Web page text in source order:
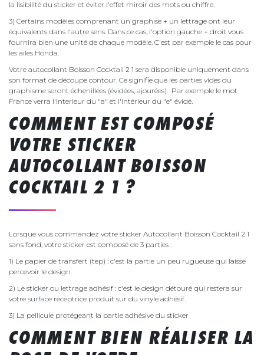
la lisibilité du sticker et éviter l'effet miroir des mots ou chiffre.
3) Certains modèles comprenant un graphise + un lettrage ont leur
équivalents dans l'autre sens. Dans ce cas, l'option gauche + droit vous
fournira bien une unité de chaque modèle. C'est par exemple le cas pour
les ailes Honda.
Votre autocollant Boisson Cocktail 2 1 sera disponible uniquement dans
son format de découpe contour. Ce signifie que les parties vides du
graphisme seront échenillées (évidées, ajourées). Par exemple le mot
France verra l'interieur du "a" et l'intérieur du "e" évidé.
COMMENT EST COMPOSÉ
VOTRE STICKER
AUTOCOLLANT BOISSON
COCKTAIL 2 1 ?
Lorsque vous commandez votre sticker Autocollant Boisson Cocktail 2 1
sans fond, votre sticker est composé de 3 parties :
1) Le papier de transfert (tep) : c'est la partie un peu rugueuse qui laisse
percevoir le design
2) Le sticker ou lettrage adhésif : c'est le design détouré qui restera sur
votre surface réceptrice produit sur du vinyle adhésif.
3) La pellicule protégeant la partie adhésive du sticker
COMMENT BIEN RÉALISER LA